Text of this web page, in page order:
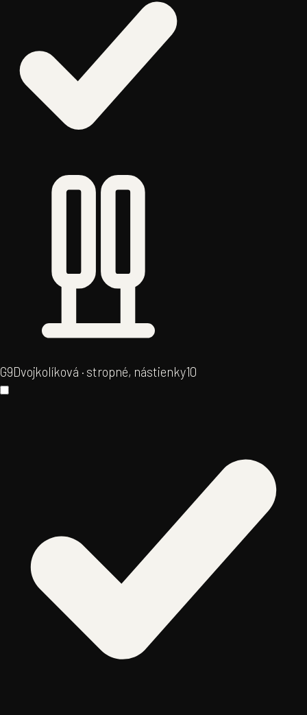
G9Dvojkolíková · stropné, nástienky10